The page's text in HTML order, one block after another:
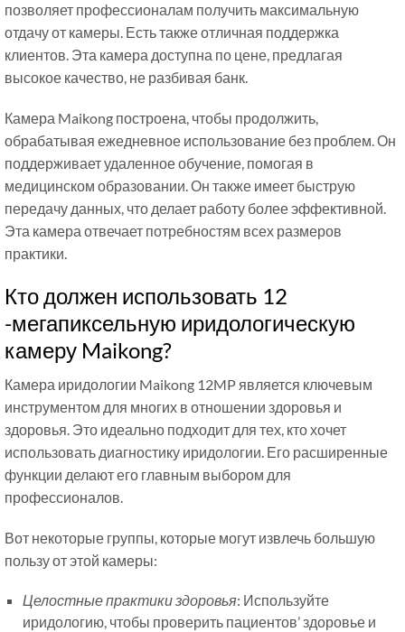
позволяет профессионалам получить максимальную
отдачу от камеры. Есть также отличная поддержка
клиентов. Эта камера доступна по цене, предлагая
высокое качество, не разбивая банк.
Камера Maikong построена, чтобы продолжить,
обрабатывая ежедневное использование без проблем. Он
поддерживает удаленное обучение, помогая в
медицинском образовании. Он также имеет быструю
передачу данных, что делает работу более эффективной.
Эта камера отвечает потребностям всех размеров
практики.
Кто должен использовать 12
-мегапиксельную иридологическую
камеру Maikong?
Камера иридологии Maikong 12MP является ключевым
инструментом для многих в отношении здоровья и
здоровья. Это идеально подходит для тех, кто хочет
использовать диагностику иридологии. Его расширенные
функции делают его главным выбором для
профессионалов.
Вот некоторые группы, которые могут извлечь большую
пользу от этой камеры:
Целостные практики здоровья: Используйте
иридологию, чтобы проверить пациентов’ здоровье и